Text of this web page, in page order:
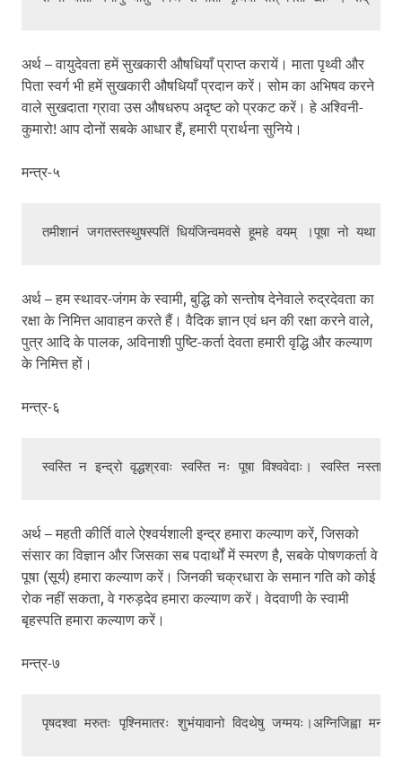
अर्थ – वायुदेवता हमें सुखकारी औषधियाँ प्राप्त करायें। माता पृथ्वी और
पिता स्वर्ग भी हमें सुखकारी औषधियाँ प्रदान करें। सोम का अभिषव करने
वाले सुखदाता ग्रावा उस औषधरुप अदृष्ट को प्रकट करें। हे अश्विनी-
कुमारो! आप दोनों सबके आधार हैं, हमारी प्रार्थना सुनिये।
मन्त्र-५
अर्थ – हम स्थावर-जंगम के स्वामी, बुद्धि को सन्तोष देनेवाले रुद्रदेवता का
रक्षा के निमित्त आवाहन करते हैं। वैदिक ज्ञान एवं धन की रक्षा करने वाले,
पुत्र आदि के पालक, अविनाशी पुष्टि-कर्ता देवता हमारी वृद्धि और कल्याण
के निमित्त हों।
मन्त्र-६
अर्थ – महती कीर्ति वाले ऐश्वर्यशाली इन्द्र हमारा कल्याण करें, जिसको
संसार का विज्ञान और जिसका सब पदार्थों में स्मरण है, सबके पोषणकर्ता वे
पूषा (सूर्य) हमारा कल्याण करें। जिनकी चक्रधारा के समान गति को कोई
रोक नहीं सकता, वे गरुड़देव हमारा कल्याण करें। वेदवाणी के स्वामी
बृहस्पति हमारा कल्याण करें।
मन्त्र-७